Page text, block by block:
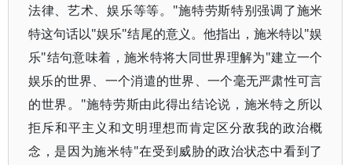
法律、艺术、娱乐等等。"施特劳斯特别强调了施米
特这句话以"娱乐"结尾的意义。他指出，施米特以"娱
乐"结句意味着，施米特将大同世界理解为"建立一个
娱乐的世界、一个消遣的世界、一个毫无严肃性可言
的世界。"施特劳斯由此得出结论说，施米特之所以
拒斥和平主义和文明理想而肯定区分敌我的政治概
念，是因为施米特"在受到威胁的政治状态中看到了